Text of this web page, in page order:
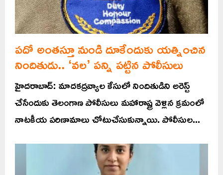
పదో అంతస్తూ నుండి దూకేందుకు యత్నించిన
నిందితుడు.. ‘వల’ పన్ని పట్టిన పోలీసులు
హైదరాబాద్: మాదకద్రవ్యాల కేసులో నిందితుడిని అరెస్ట్
చేసేందుకు తెలంగాణ పోలీసులు మహారాష్ట్ర వెళ్లిన క్రమంలో
నాటకీయ పరిణామాలు చోటుచేసుకున్నాయి. పోలీసుల...